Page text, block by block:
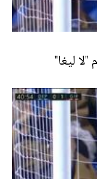
ليغا"